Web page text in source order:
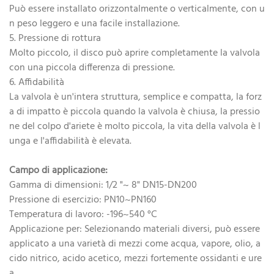
Può essere installato orizzontalmente o verticalmente, con u
n peso leggero e una facile installazione.
5. Pressione di rottura
Molto piccolo, il disco può aprire completamente la valvola
con una piccola differenza di pressione.
6. Affidabilità
La valvola è un'intera struttura, semplice e compatta, la forz
a di impatto è piccola quando la valvola è chiusa, la pressio
ne del colpo d'ariete è molto piccola, la vita della valvola è l
unga e l'affidabilità è elevata.
Campo di applicazione:
Gamma di dimensioni: 1/2 "~ 8" DN15-DN200
Pressione di esercizio: PN10~PN160
Temperatura di lavoro: -196~540 °C
Applicazione per: Selezionando materiali diversi, può essere
applicato a una varietà di mezzi come acqua, vapore, olio, a
cido nitrico, acido acetico, mezzi fortemente ossidanti e ure